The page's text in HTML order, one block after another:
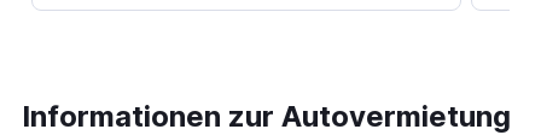
Informationen zur Autovermietung